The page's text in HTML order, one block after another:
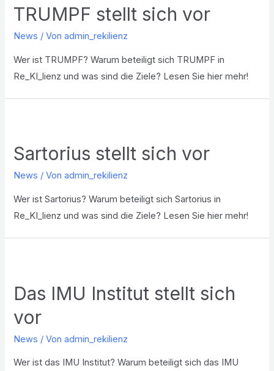
TRUMPF stellt sich vor
News / Vonadmin_rekilienz
Wer ist TRUMPF? Warum beteiligt sich TRUMPF in
Re_KI_lienz und was sind die Ziele? Lesen Sie hier mehr!
Sartorius stellt sich vor
News / Vonadmin_rekilienz
Wer ist Sartorius? Warum beteiligt sich Sartorius in
Re_KI_lienz und was sind die Ziele? Lesen Sie hier mehr!
Das IMU Institut stellt sich
vor
News / Vonadmin_rekilienz
Wer ist das IMU Institut? Warum beteiligt sich das IMU